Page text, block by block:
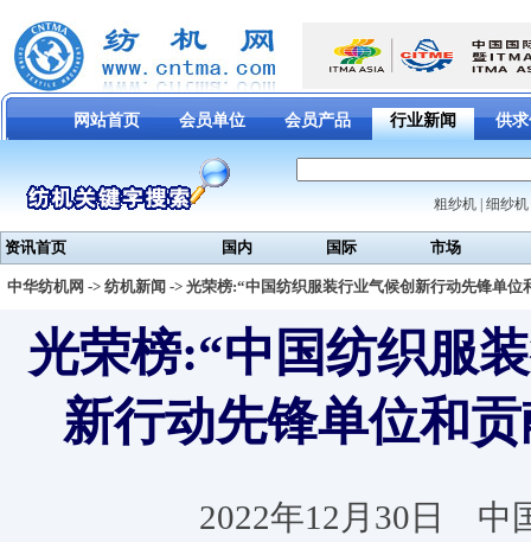
网站首页 会员单位 会员产品 行业新闻 供
粗纱机 细纱机
资讯首页 国内 国际 市场
中华纺机网 -> 纺机新闻 -> 光荣榜:“中国纺织服装行业气候创新行动先锋单位
光荣榜:“中国纺织服
新行动先锋单位和
2022年12月30日 中